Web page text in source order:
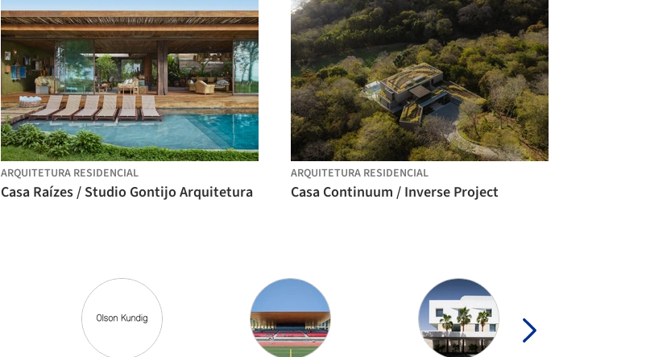
ARQUITETURA RESIDENCIAL
Casa Raízes / Studio Gontijo Arquitetura
ARQUITETURA RESIDENCIAL
Casa Continuum / Inverse Project